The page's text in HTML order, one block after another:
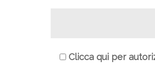
Clicca qui per